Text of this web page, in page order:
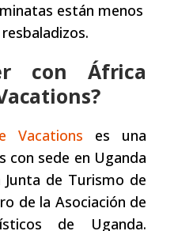
están menos
con África
Vacations es una
con sede en Uganda
Junta de Turismo de
de la Asociación de
de Uganda.